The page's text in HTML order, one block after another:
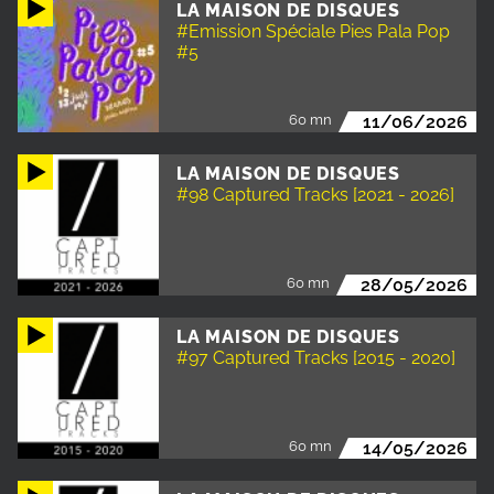
LA MAISON DE DISQUES
#Emission Spéciale Pies Pala Pop
#5
60 mn 11/06/2026
LA MAISON DE DISQUES
#98 Captured Tracks [2021 - 2026]
60 mn 28/05/2026
LA MAISON DE DISQUES
#97 Captured Tracks [2015 - 2020]
60 mn 14/05/2026